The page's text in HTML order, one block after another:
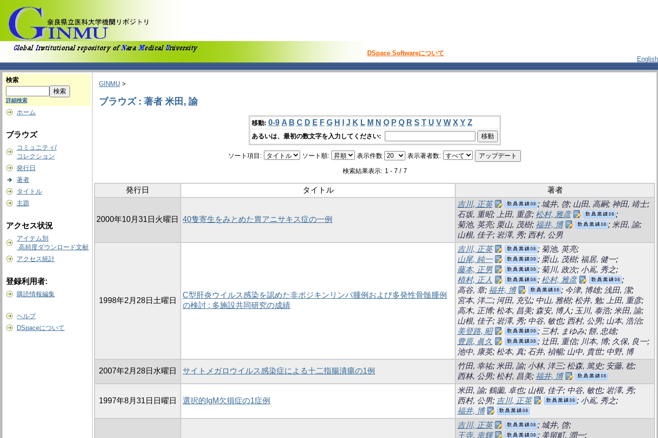
DSpace Softwareについて
English
検索
詳細検索
ホーム
ブラウズ
コミュニティ/
コレクション
発行日
著者
タイトル
主題
アクセス状況
アイテム別
高頻度ダウンロード文献
アクセス統計
登録利用者:
購読情報編集
ヘルプ
DSpaceについて
GINMU >
ブラウズ : 著者 米田, 諭
移動: 0-9 A B C D E F G H J K L M N O P Q R S T U V W X Y Z
あるいは、最初の数文字を入力してください:
ソート項目: ソート順: 表示件数 表示著者数:
検索結果表示: 1 - 7 / 7
発行日 タイトル 著者
2000年10月31日火曜日 40隻寄生をみとめた胃アニサキス症の一例
吉川, 正英 ; 城井, 啓; 山田, 高嗣; 神田, 靖士;
石坂, 重昭; 上田, 重彦; 松村, 雅彦
;
菊池, 英亮; 栗山, 茂樹; 福井, 博 ; 米田, 諭;
山根, 佳子; 岩澤, 秀; 西村, 公男
1998年2月28日土曜日
C型肝炎ウイルス感染を認めた非ポジキンリンパ腫例および多発性骨髄腫例
の検討 : 多施設共同研究の成績
吉川, 正英 ; 菊池, 英亮;
山尾, 純一
; 栗山, 茂樹; 福居, 健一;
藤本, 正男
; 菊川, 政次; 小嶌, 秀之;
植村, 正人
; 松村, 雅彦
;
高谷, 章; 福井, 博 ; 今津, 博雄; 浅田, 潔;
宮本, 洋二; 河田, 充弘; 中山, 雅樹; 松井, 勉; 上田, 重彦;
高木, 正博; 松本, 昌美; 森安, 博人 ; 玉川, 泰浩; 米田, 諭;
山根, 佳子; 岩澤, 秀; 中谷, 敏也; 西村, 公男; 山本, 浩治;
美登路, 昭
; 三村, まゆみ; 餅, 忠雄;
豊原, 眞久
; 辻田, 重信; 川本, 博; 久保, 良一;
池中, 康英; 松本, 真; 石井, 禎暢; 山中, 貴世; 中野, 博
2007年2月28日水曜日 サイトメガロウイルス感染症による十二指腸潰瘍の1例
竹田, 幸祐; 米田, 諭; 小林, 洋三; 松森, 篤史; 安藤, 稔;
西林, 公男; 松村, 昌美; 福井, 博
1997年8月31日日曜日 選択的IgM欠損症の1症例
米田, 諭; 鶴薗, 卓也; 山根, 佳子; 中谷, 敏也; 岩澤, 秀;
西村, 公男; 吉川, 正英 ; 小嶌, 秀之;
福井, 博
吉川, 正英
; 城井, 啓;
王寺, 幸輝
; 美留町, 潤一;